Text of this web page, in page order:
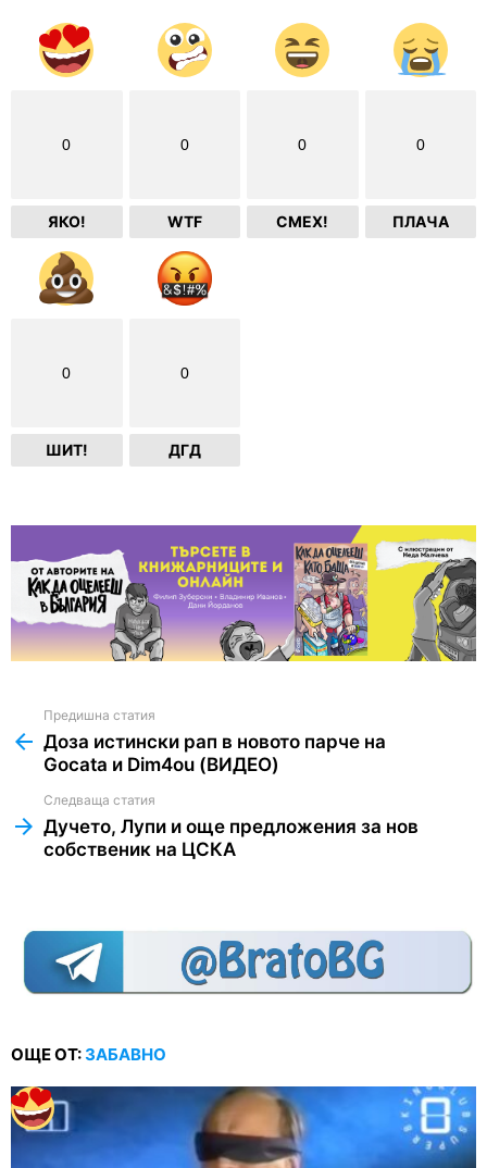
0
ЯКО!
0
WTF
0
СМЕХ!
0
ПЛАЧА
0
ШИТ!
0
ДГД
more
Предишна статия
Доза истински рап в новото парче на
Gocata и Dim4ou (ВИДЕО)
Следваща статия
Дучето, Лупи и още предложения за нов
собственик на ЦСКА
ОЩЕ ОТ:ЗАБАВНО